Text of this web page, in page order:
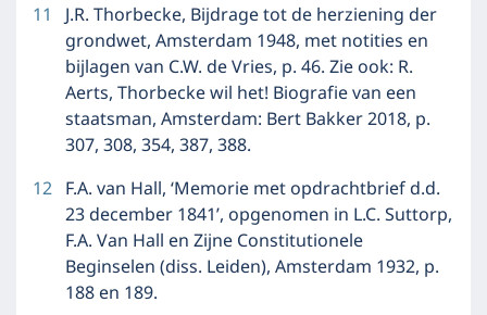
11 J.R. Thorbecke, Bijdrage tot de herziening der
grondwet, Amsterdam 1948, met notities en
bijlagen van C.W. de Vries, p. 46. Zie ook: R.
Aerts, Thorbecke wil het! Biografie van een
staatsman, Amsterdam: Bert Bakker 2018, p.
307, 308, 354, 387, 388.
12 F.A. van Hall, ‘Memorie met opdrachtbrief d.d.
23 december 1841’, opgenomen in L.C. Suttorp,
F.A. Van Hall en Zijne Constitutionele
Beginselen (diss. Leiden), Amsterdam 1932, p.
188 en 189.